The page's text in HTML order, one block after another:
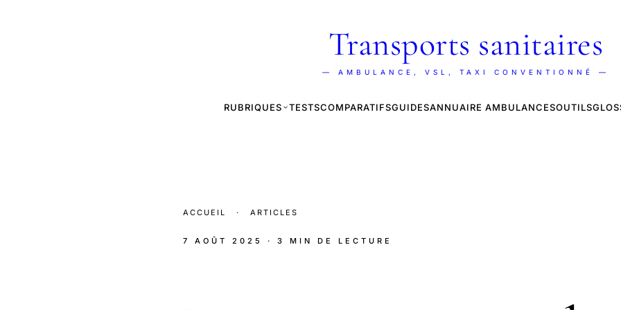
Transports sanitaires
— AMBULANCE, VSL, TAXI CONVENTIONNÉ —
RUBRIQUES TESTSCOMPARATIFSGUIDESANNUAIRE AMBULANCESOUTILS
ACCUEIL · ARTICLES
7 AOÛT 2025 · 3 MIN DE LECTURE